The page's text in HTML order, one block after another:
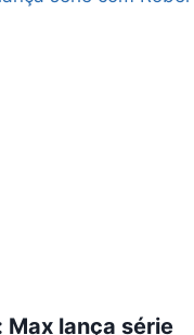
Max lança série